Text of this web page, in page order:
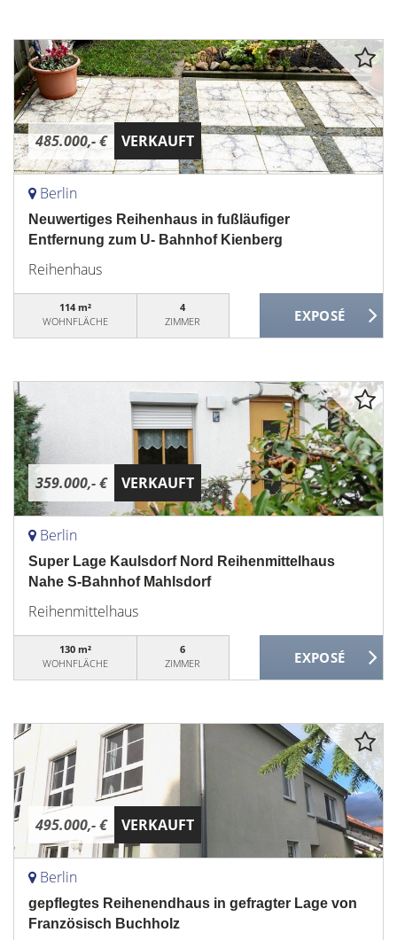
485.000,- € VERKAUFT
Berlin
Neuwertiges Reihenhaus in fußläufiger
Entfernung zum U- Bahnhof Kienberg
Reihenhaus
114 m²
WOHNFLÄCHE
4
ZIMMER
359.000,- € VERKAUFT
Berlin
Super Lage Kaulsdorf Nord Reihenmittelhaus
Nahe S-Bahnhof Mahlsdorf
Reihenmittelhaus
130 m²
WOHNFLÄCHE
6
ZIMMER
495.000,- € VERKAUFT
Berlin
gepflegtes Reihenendhaus in gefragter Lage von
Französisch Buchholz